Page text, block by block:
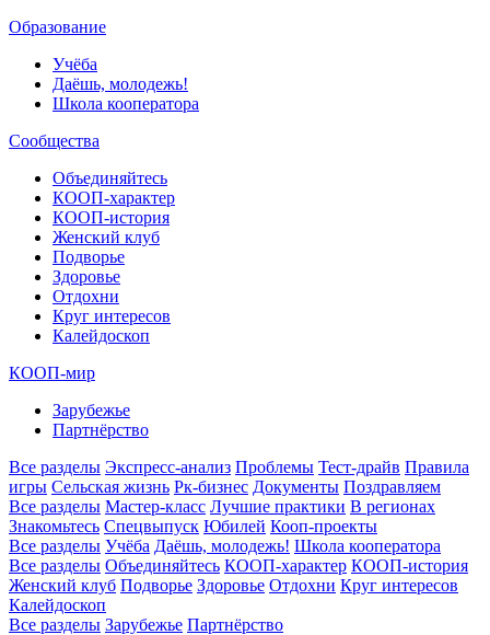
Образование
Учёба
Даёшь, молодежь!
Школа кооператора
Сообщества
Объединяйтесь
КООП-характер
КООП-история
Женский клуб
Подворье
Здоровье
Отдохни
Круг интересов
Калейдоскоп
КООП-мир
Зарубежье
Партнёрство
Все разделы Экспресс-анализ Проблемы Тест-драйв Правила
игры Сельская жизнь Рк-бизнес Документы Поздравляем
Все разделы Мастер-класс Лучшие практики В регионах
Знакомьтесь Спецвыпуск Юбилей Кооп-проекты
Все разделы Учёба Даёшь, молодежь! Школа кооператора
Все разделы Объединяйтесь КООП-характер КООП-история
Женский клуб Подворье Здоровье Отдохни Круг интересов
Калейдоскоп
Все разделы Зарубежье Партнёрство